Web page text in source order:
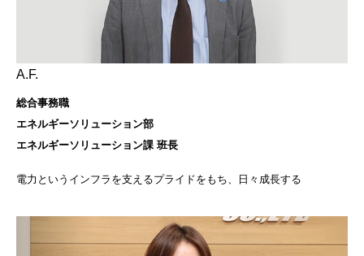
A.F.
総合事務職
エネルギーソリューション部
エネルギーソリューション課 班長
電力というインフラを支えるプライドをもち、日々成長する